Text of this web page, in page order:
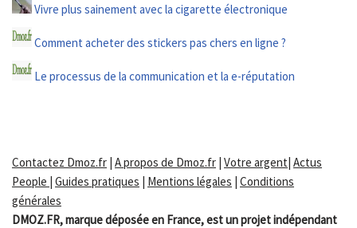
Vivre plus sainement avec la cigarette électronique
Comment acheter des stickers pas chers en ligne ?
Le processus de la communication et la e-réputation
Contactez Dmoz.fr | A propos de Dmoz.fr | Votre argent| Actus
People | Guides pratiques | Mentions légales | Conditions
générales
DMOZ.FR, marque déposée en France, est un projet indépendant